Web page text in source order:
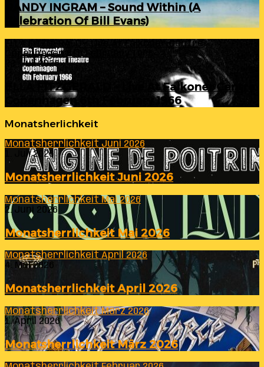
RANDY INGRAM – Sound Within (A
Celebration Of Bill Evans)
ELLA FITZGERALD – Live At Falkoner Centre
Copenhagen 6th February 1966
23. Juli 2026
ELLA FITZGERALD – Live At Falkoner Centre
Copenhagen 6th February 1966
Monatsherlichkeit
Monatsherrlichkeit Juni 2026
1. Juli 2026
Monatsherrlichkeit Juni 2026
Monatsherrlichkeit Mai 2026
2. Juni 2026
Monatsherrlichkeit Mai 2026
Monatsherrlichkeit April 2026
4. Mai 2026
Monatsherrlichkeit April 2026
Monatsherrlichkeit März 2026
1. April 2026
Monatsherrlichkeit März 2026